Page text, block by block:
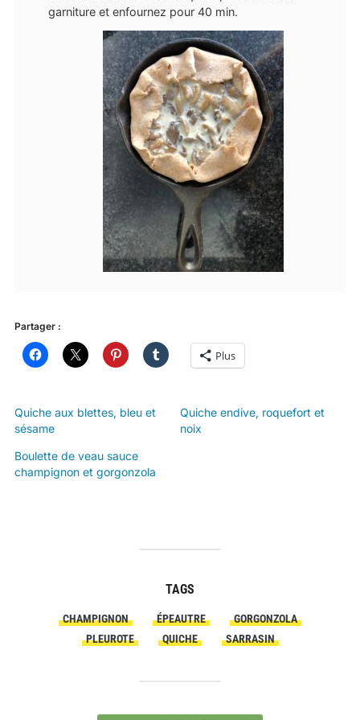
garniture et enfournez pour 40 min.
Partager :
Plus
Quiche aux blettes, bleu et
sésame
Quiche endive, roquefort et
noix
Boulette de veau sauce
champignon et gorgonzola
TAGS
CHAMPIGNON ÉPEAUTRE
GORGONZOLA
PLEUROTE
QUICHE SARRASIN